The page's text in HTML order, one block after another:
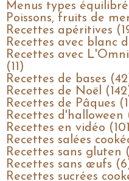
Menus types
Poissons, fruits de
Recettes apéritives
Recettes avec blanc
Recettes avec
(11)
Recettes de bases
Recettes de Noël
Recettes de Pâques
Recettes d'halloween
Recettes en vidéo
Recettes salées
Recettes sans gluten
Recettes sans œufs
Recettes sucrées